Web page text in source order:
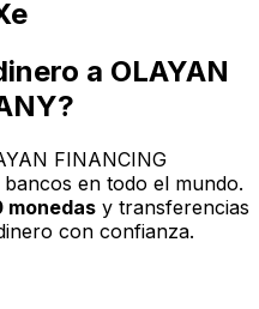
a OLAYAN
FINANCING
en todo el mundo.
monedas y transferencias
con confianza.